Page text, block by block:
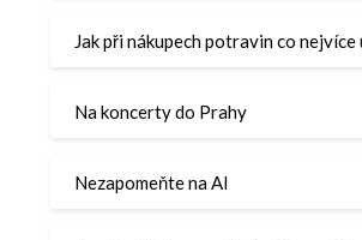
Jak při nákupech potravin co
Na koncerty do Prahy
Nezapomeňte na AI